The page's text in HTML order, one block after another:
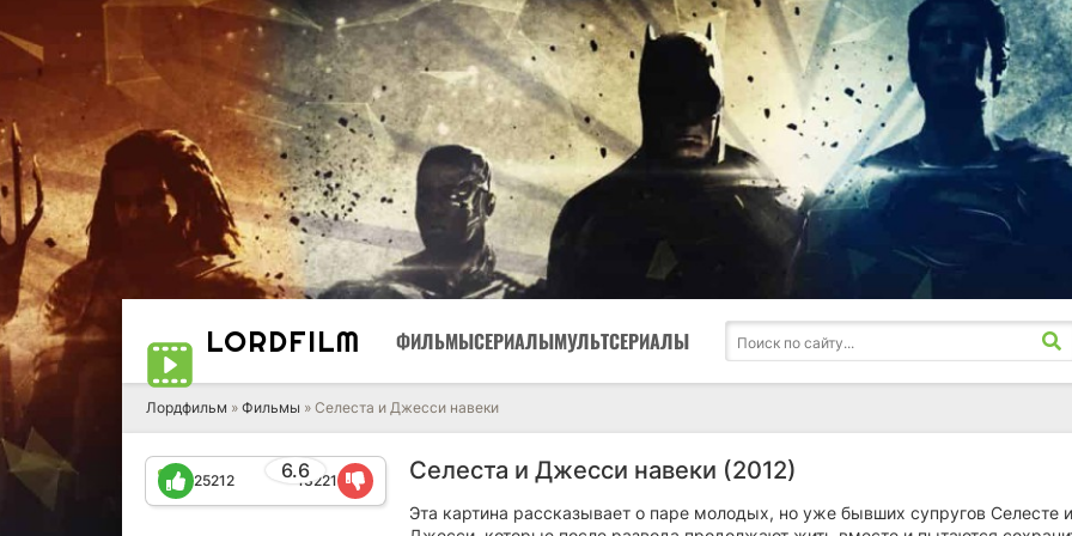
LORDFILM ФИЛЬМЫСЕРИАЛЫМУЛЬТСЕРИАЛЫ
Лордфильм » Фильмы » Селеста и Джесси навеки
Селеста и Джесси навеки (2012)
6.6
25212 13221
Эта картина рассказывает о паре молодых, но уже бывших супругов Селесте и